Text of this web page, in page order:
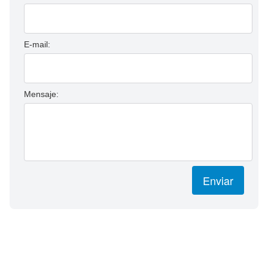
E-mail:
Mensaje:
Enviar